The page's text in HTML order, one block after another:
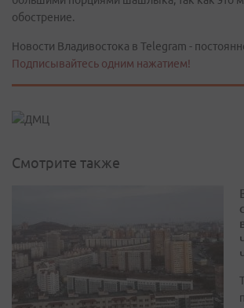
обострение.
Новости Владивостока в Telegram -
Подписывайтесь одним нажатием!
Смотрите также